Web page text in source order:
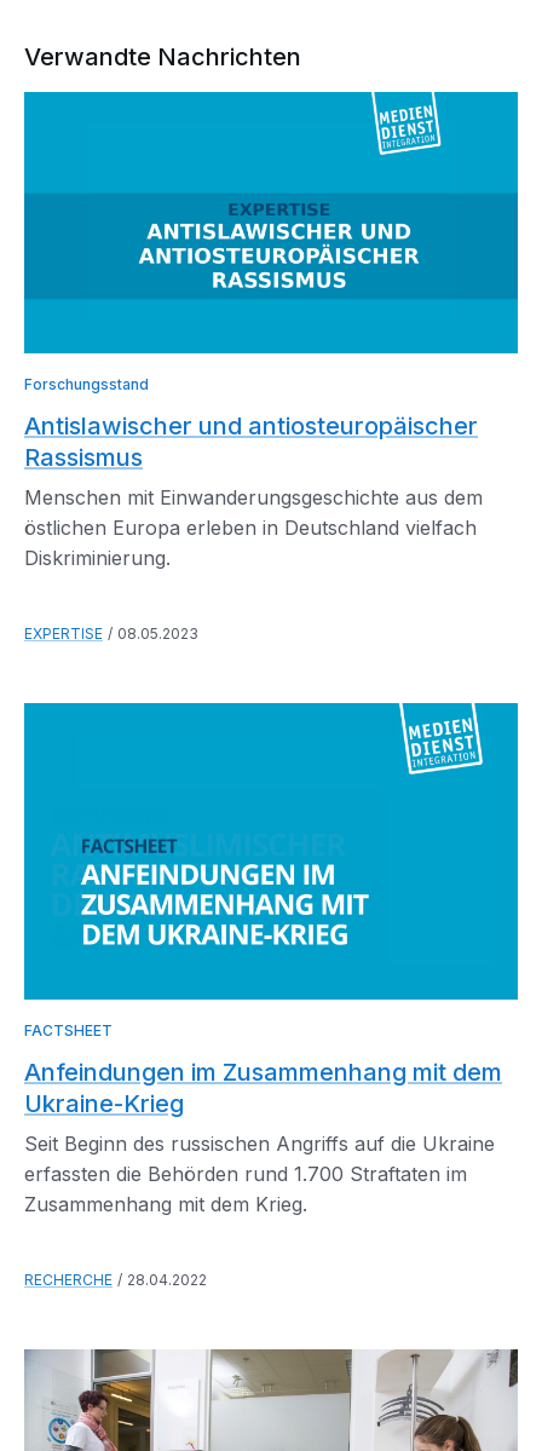
Verwandte Nachrichten
Forschungsstand
Antislawischer und antiosteuropäischer
Rassismus
Menschen mit Einwanderungsgeschichte aus dem
östlichen Europa erleben in Deutschland vielfach
Diskriminierung.
EXPERTISE 08.05.2023
FACTSHEET
Anfeindungen im Zusammenhang mit dem
Ukraine-Krieg
Seit Beginn des russischen Angriffs auf die Ukraine
erfassten die Behörden rund 1.700 Straftaten im
Zusammenhang mit dem Krieg.
RECHERCHE 28.04.2022